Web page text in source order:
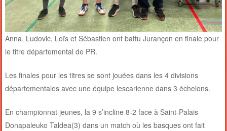
Anna, Ludovic, Loïs et Sébastien ont battu Jurançon en finale pour
le titre départemental de PR.
Les finales pour les titres se sont jouées dans les 4 divisions
départementales avec une équipe lescarienne dans 3 échelons.
En championnat jeunes, la 9 s’incline 8-2 face à Saint-Palais
Donapaleuko Taldea(3) dans un match où les basques ont fait